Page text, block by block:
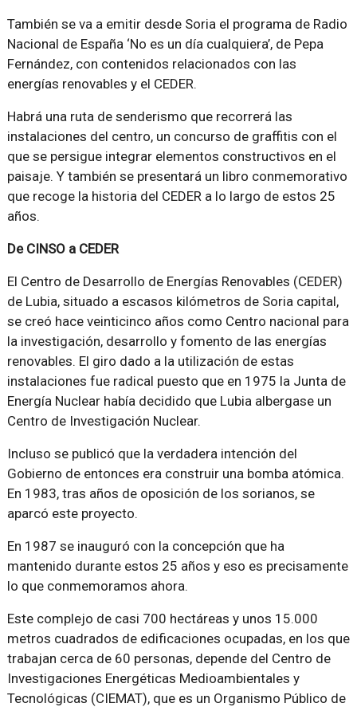
También se va a emitir desde Soria el programa de Radio
Nacional de España ‘No es un día cualquiera’, de Pepa
Fernández, con contenidos relacionados con las
energías renovables y el CEDER.
Habrá una ruta de senderismo que recorrerá las
instalaciones del centro, un concurso de graffitis con el
que se persigue integrar elementos constructivos en el
paisaje. Y también se presentará un libro conmemorativo
que recoge la historia del CEDER a lo largo de estos 25
años.
De CINSO a CEDER
El Centro de Desarrollo de Energías Renovables (CEDER)
de Lubia, situado a escasos kilómetros de Soria capital,
se creó hace veinticinco años como Centro nacional para
la investigación, desarrollo y fomento de las energías
renovables. El giro dado a la utilización de estas
instalaciones fue radical puesto que en 1975 la Junta de
Energía Nuclear había decidido que Lubia albergase un
Centro de Investigación Nuclear.
Incluso se publicó que la verdadera intención del
Gobierno de entonces era construir una bomba atómica.
En 1983, tras años de oposición de los sorianos, se
aparcó este proyecto.
En 1987 se inauguró con la concepción que ha
mantenido durante estos 25 años y eso es precisamente
lo que conmemoramos ahora.
Este complejo de casi 700 hectáreas y unos 15.000
metros cuadrados de edificaciones ocupadas, en los que
trabajan cerca de 60 personas, depende del Centro de
Investigaciones Energéticas Medioambientales y
Tecnológicas (CIEMAT), que es un Organismo Público de